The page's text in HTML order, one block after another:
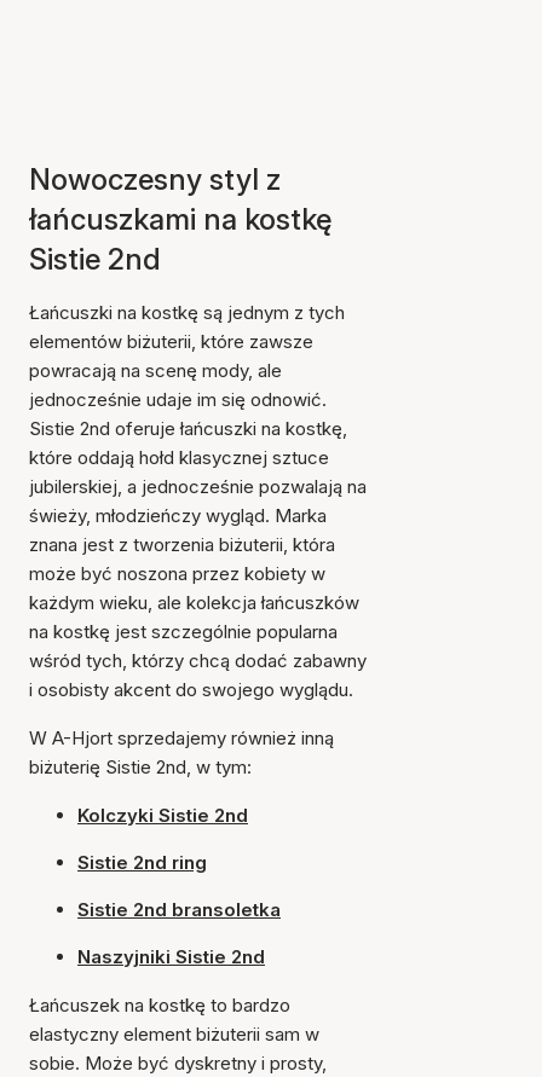
Nowoczesny styl z
łańcuszkami na kostkę
Sistie 2nd
Łańcuszki na kostkę są jednym z tych
elementów biżuterii, które zawsze
powracają na scenę mody, ale
jednocześnie udaje im się odnowić.
Sistie 2nd oferuje łańcuszki na kostkę,
które oddają hołd klasycznej sztuce
jubilerskiej, a jednocześnie pozwalają na
świeży, młodzieńczy wygląd. Marka
znana jest z tworzenia biżuterii, która
może być noszona przez kobiety w
każdym wieku, ale kolekcja łańcuszków
na kostkę jest szczególnie popularna
wśród tych, którzy chcą dodać zabawny
i osobisty akcent do swojego wyglądu.
W A-Hjort sprzedajemy również inną
biżuterię Sistie 2nd, w tym:
Kolczyki Sistie 2nd
Sistie 2nd ring
Sistie 2nd bransoletka
Naszyjniki Sistie 2nd
Łańcuszek na kostkę to bardzo
elastyczny element biżuterii sam w
sobie. Może być dyskretny i prosty,